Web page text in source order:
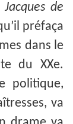
Jacques de
préfaça
dans le
du XXe.
politique,
va